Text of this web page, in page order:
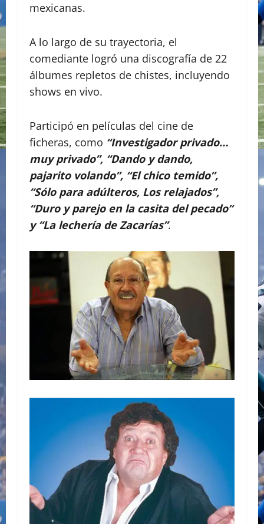
mexicanas.
A lo largo de su trayectoria, el
comediante logró una discografía de 22
álbumes repletos de chistes, incluyendo
shows en vivo.
Participó en películas del cine de
ficheras, como “Investigador privado…
muy privado”, “Dando y dando,
pajarito volando”, “El chico temido”,
“Sólo para adúlteros, Los relajados”,
“Duro y parejo en la casita del pecado”
y “La lechería de Zacarías”.